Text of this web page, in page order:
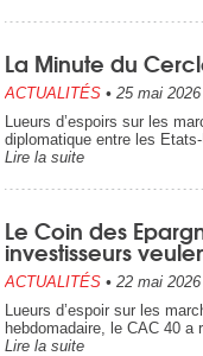
La Minute du
ACTUALITÉS • 25 mai 2026
Lueurs d’espoirs sur les
diplomatique entre les
Lire la suite
Le Coin des
investisseurs
ACTUALITÉS • 22 mai 2026
Lueurs d’espoir sur les
hebdomadaire, le CAC 40
Lire la suite